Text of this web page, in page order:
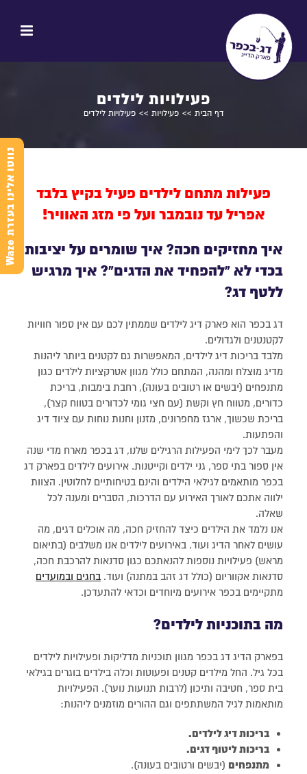
פעילויות לילדים
דף הבית >> פעילויות >> פעילויות לילדים
פעילות מתחם לילדים פעיל בקיץ בלבד
אפריל עד נובמבר ועל פי מזג האוויר!
איך מחזיקים חכה? איך שומרים על יציבות
בכדי לא "להפחיד את הדגים"? איך מרגיש
ללטף דג?
דג בכפר הוא פארק דיג לילדים שממתין לכם עם אין ספור חוויות
לקטנטנים ולגדולים.
מלבד בריכות דיג לילדים, המאפשרות גם לקטנים ביותר ליהנות
מדיג מוצלח ומהנה, המתחם כולל מגוון אטרקציות לילדים כגון
מתנפחים (יבשים או רטובים בעונה), רחבת בימבות, בריכת
כדורים, מטווח חץ וקשת (עם חצי גומי לכדורים בטווח קצר),
בריכת שכשוך, ארגז מחפרונים, מזנון וחנות נוחות עם ציוד דיג
והפתעות.
מעבר לכך לימי הפעילות הרגילים שלנו, דג בכפר מארח מדי שנה
אין ספור בתי ספר, גני ילדים וקייטנות. אירועים לילדים בפארק דג
בכפר מותאמים לגילאי הילדים והינם בטיחותיים לחלוטין. הצוות
ילווה אתכם לאורך האירוע עם הדרכות, הסברים ומענה לכל
שאלה.
אנו נלמד את הילדים כיצד להחזיק חכה, מה אוכלים דגים, מה
עושים לאחר הדיג ועוד. באירועים לילדים אנו משלבים (בתיאום
מראש) פעילויות נוספות להנאתכם כגון סדנאות להרכבת חכה,
סדנאות אקווריום (כולל דג זהב במתנה) ועוד. בחגים ובמועדים
מתקיימים בכפר אירועים מיוחדים וכדאי להתעדכן.
מה בתוכניות לילדים?
בפארק הדיג דג בכפר מגוון תוכניות מדליקות ופעילויות לילדים
בכל גיל. החל מילדים קטנים ופעוטות וכלה בילדים בוגרים בגילאי
בית ספר, חטיבה ותיכון (לרבות תנועות נוער). הפעילויות
מותאמות לגיל המשתתפים וגם ההורים מוזמנים ליהנות:
בריכות דיג לילדים.
בריכות ליטוף דגים.
מתנפחים (יבשים ורטובים בעונה).
נ
ו
ו
ט
ו
א
ל
י
נ
ו
ב
ע
ז
ר
ת
W
a
z
e